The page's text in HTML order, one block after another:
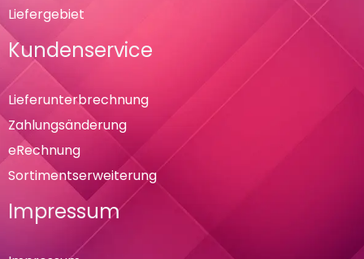
Liefergebiet
Kundenservice
Lieferunterbrechnung
Zahlungsänderung
eRechnung
Sortimentserweiterung
Impressum